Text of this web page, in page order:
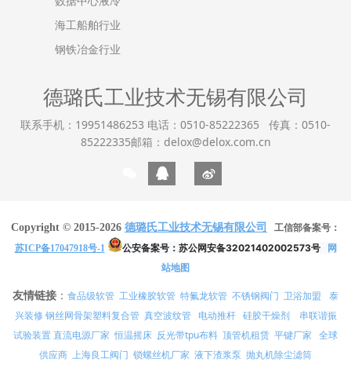
海工船舶行业
钢铁冶金行业
德璐氏工业技术无锡有限公司
联系手机：19951486253 电话：0510-85222365 传真：0510-
85222335邮箱：delox@delox.com.cn
Copyright © 2015-2026 德璐氏工业技术无锡有限公司
工信部备案号：
苏ICP备17047918号-1
公安备案号： 苏公网安备32021402002573号
网
站地图
友情链接 ： 食品级软管 工业橡胶软管 特氟龙软管 不锈钢阀门 卫浴加盟
泰
兴装修 钢丝网骨架塑料复合管 真空波纹管 电动推杆 硅胶干燥剂
串联谐振
试验装置直流电源厂家 恒温摇床 反光带tpu布料 顶管机租赁 平键厂家 全球
供应商 上海良工阀门 锁螺丝机厂家 液下渣浆泵 抛丸机除尘滤筒